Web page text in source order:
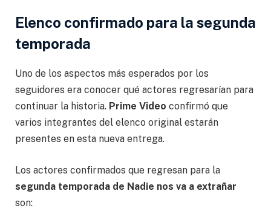
Elenco confirmado para la segunda
temporada
Uno de los aspectos más esperados por los
seguidores era conocer qué actores regresarían para
continuar la historia. Prime Video confirmó que
varios integrantes del elenco original estarán
presentes en esta nueva entrega.
Los actores confirmados que regresan para la
segunda temporada de Nadie nos va a extrañar
son: